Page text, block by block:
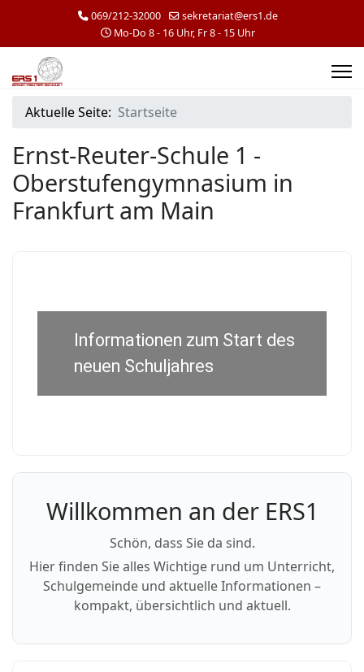
069/212-32000
sekretariat@ers1.de
Mo-Do 8 - 16 Uhr, Fr 8 - 15 Uhr
Aktuelle Seite: Startseite
Ernst-Reuter-Schule 1 -
Oberstufengymnasium in
Frankfurt am Main
Informationen zum Start des
neuen Schuljahres
Willkommen an der ERS1
Schön, dass Sie da sind.
Hier finden Sie alles Wichtige rund um Unterricht,
Schulgemeinde und aktuelle Informationen –
kompakt, übersichtlich und aktuell.